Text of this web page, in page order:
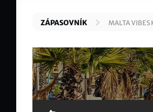
ZÁPASOVNÍK MALTA VIBES